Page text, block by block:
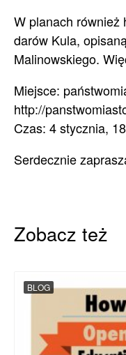
W planach również
darów Kula,
Malinowskiego.
Miejsce:
http://
Czas: 4 stycznia,
Serdecznie
Zobacz też
BLOG